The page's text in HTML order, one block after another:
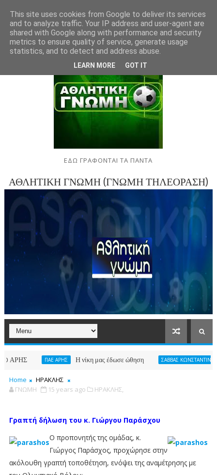
ΕΔΩ ΓΡΑΦΟΝΤΑΙ ΤΑ ΠΑΝΤΑ
ΑΘΛΗΤΙΚΗ ΓΝΩΜΗ (ΓΝΩΜΗ ΤΗΛΕΟΡΑΣΗ)
ΠΑΕ ΑΡΗΣ Η νίκη μας έδωσε ώθηση ΣΑΒΒΑΣ ΚΩΝΣΤΑΝΤΙΝΙΔΗΣ
Home
ΗΡΑΚΛΗΣ
ΓΝΩΜΗ
15 years ago ΗΡΑΚΛΗΣ,
Γραπτή δήλωση του κ. Γιώργου Παράσχου
Ο προπονητής της ομάδας, κ.
Γιώργος Παράσχος, προχώρησε στην
ακόλουθη γραπτή τοποθέτηση, ενόψει της αναμέτρησης με
This site uses cookies from Google to deliver its services
and to analyze traffic. Your IP address and user-agent are
shared with Google along with performance and security
metrics to ensure quality of service, generate usage
statistics, and to detect and address abuse.
LEARN MORE GOT IT